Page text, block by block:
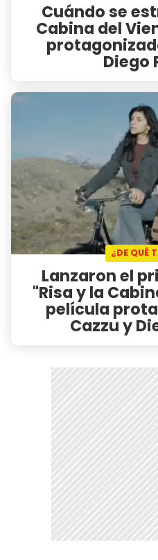
Cuándo se
Cabina del
Diego
¿DE QUÉ
Lanzaron el
"Risa y la
película
Cazzu y